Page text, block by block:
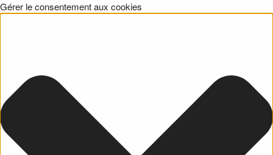
Gérer le consentement aux cookies